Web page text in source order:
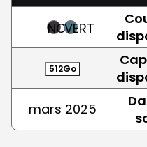
NOIRVERT
512Go
mars 2025